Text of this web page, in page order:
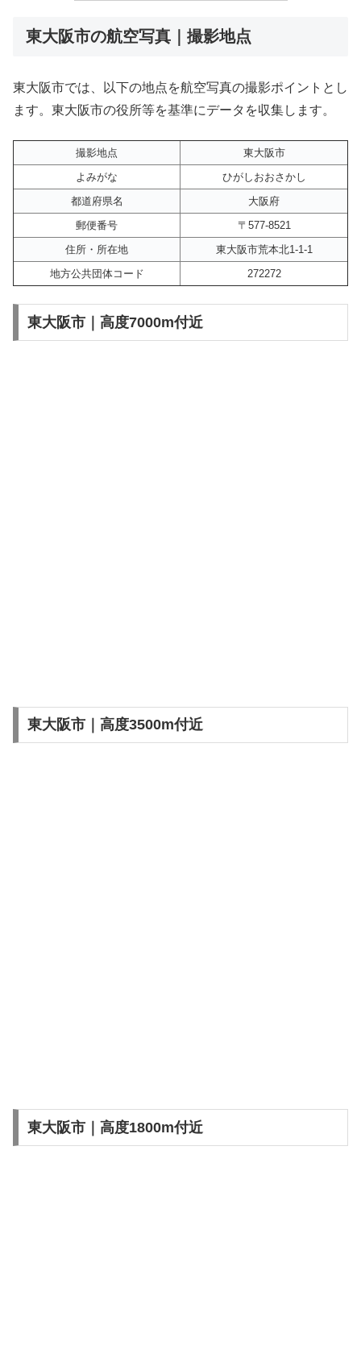
東大阪市の航空写真｜撮影地点
東大阪市では、以下の地点を航空写真の撮影ポイントとし
ます。東大阪市の役所等を基準にデータを収集します。
撮影地点
東大阪市
よみがな
ひがしおおさかし
都道府県名
大阪府
郵便番号
〒577-8521
住所・所在地
東大阪市荒本北1-1-1
地方公共団体コード
272272
東大阪市｜高度7000m付近
東大阪市｜高度3500m付近
東大阪市｜高度1800m付近